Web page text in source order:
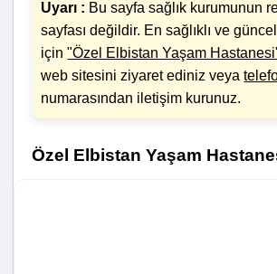
Uyarı : Bu sayfa sağlık kurumunun
sayfası değildir. En sağlıklı ve
için"Özel Elbistan Yaşam
web sitesini ziyaret ediniz veya
numarasından iletişim kurunuz.
Özel Elbistan Yaşam